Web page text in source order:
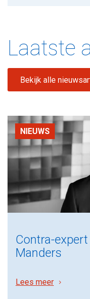
Laatste
Bekijk alle
NIEUWS
Contra-
Manders
Lees meer